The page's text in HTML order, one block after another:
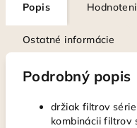
Popis
Ostatné informácie
Podrobný popis
držiak filtrov
kombinácii filtrov